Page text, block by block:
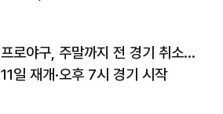
프로야구, 주말까지 전 경기 취소…
11일 재개·오후 7시 경기 시작